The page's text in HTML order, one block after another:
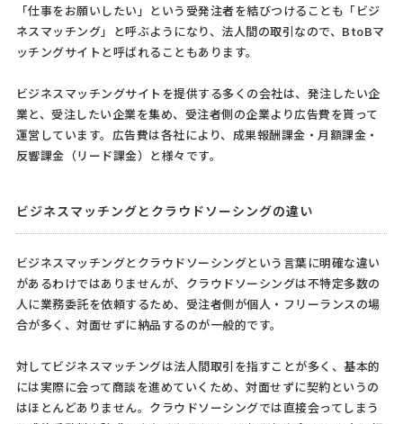
「仕事をお願いしたい」という受発注者を結びつけることも「ビジ
ネスマッチング」と呼ぶようになり、法人間の取引なので、BtoBマ
ッチングサイトと呼ばれることもあります。
ビジネスマッチングサイトを提供する多くの会社は、発注したい企
業と、受注したい企業を集め、受注者側の企業より広告費を貰って
運営しています。広告費は各社により、成果報酬課金・月額課金・
反響課金（リード課金）と様々です。
ビジネスマッチングとクラウドソーシングの違い
ビジネスマッチングとクラウドソーシングという言葉に明確な違い
があるわけではありませんが、クラウドソーシングは不特定多数の
人に業務委託を依頼するため、受注者側が個人・フリーランスの場
合が多く、対面せずに納品するのが一般的です。
対してビジネスマッチングは法人間取引を指すことが多く、基本的
には実際に会って商談を進めていくため、対面せずに契約というの
はほとんどありません。クラウドソーシングでは直接会ってしまう